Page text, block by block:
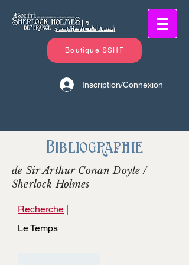
Boutique SSHF
Inscription/Connexion
Bibliographie
de Sir Arthur Conan Doyle /
Sherlock Holmes
Recherche |
Le Temps